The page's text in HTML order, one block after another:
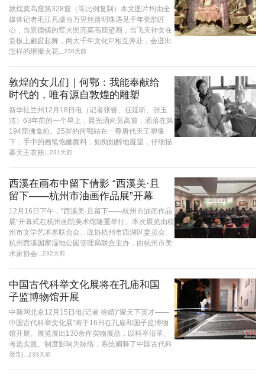
敦煌莫高窟第328窟（等比例复制）本文图片均由全
媒体记者毛江凡摄当万里丝路明珠遇见千年瓷韵匠
心，当景德镇的窑火照亮莫高窟壁画，当飞天神女在
瓷板上翩跹起舞，两大千年文化IP相互奔赴，会迸出
怎样的璀璨火花...
230天前
敦煌的女儿们｜何鄂：我能奉献给
时代的，唯有源自敦煌的雕塑
新华社兰州12月18日电（记者张睿、任延昕、张玉
洁）63年前的一个早上，晨光洒向莫高窟，洒落在第
194窟佛龛前。25岁的何鄂站在一尊唐代天王塑像
下，手中的画笔饱蘸颜料，如痴如醉地凝望，仔细描
摹天王衣袂...
231天前
西溪在画布中留下倩影 “西溪美·且
留下——杭州市油画作品展”开幕
12月16日下午，“西溪美·且留下——杭州市油画作品
展”开幕式在杭州画院美术馆隆重举行。本次展览由杭
州市文学艺术界联合会、政协杭州市西湖区委员会、
杭州西溪国家湿地公园管理局联合主办，由杭州市美
术家协会...
232天前
中国古代科举文化展将在孔庙和国
子监博物馆开展
中新网北京12月15日电(记者 徐婧)“聚天下英才——
中国古代科举文化展”将于16日在孔庙和国子监博物
馆开展。展览展出130余件实物展品，以科举沿革、
考选实践、制度影响为脉络，系统阐释了中国古代科
举制...
233天前